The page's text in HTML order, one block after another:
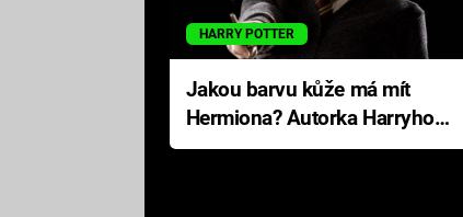
HARRY POTTER
Jakou barvu kůže má mít
Hermiona? Autorka Harryho
Pottera přišla s ráznou